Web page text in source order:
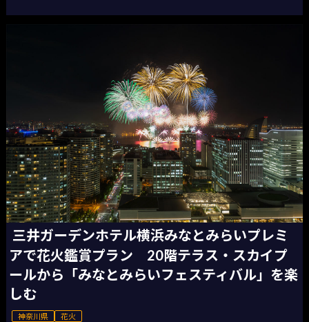
三井ガーデンホテル横浜みなとみらいプレミ
アで花火鑑賞プラン 20階テラス・スカイプ
ールから「みなとみらいフェスティバル」を楽
しむ
神奈川県 花火